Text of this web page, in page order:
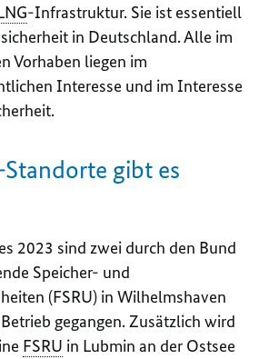
-Infrastruktur. Sie ist essentiell
in Deutschland. Alle im
Vorhaben liegen im
Interesse und im Interesse
gibt es
2023 sind zwei durch den Bund
Speicher- und
(FSRU) in Wilhelmshaven
gegangen. Zusätzlich wird
FSRU in Lubmin an der Ostsee